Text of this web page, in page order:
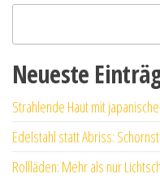
Neueste
Strahlende Haut mit
Edelstahl statt Abriss:
Rollläden: Mehr als nur